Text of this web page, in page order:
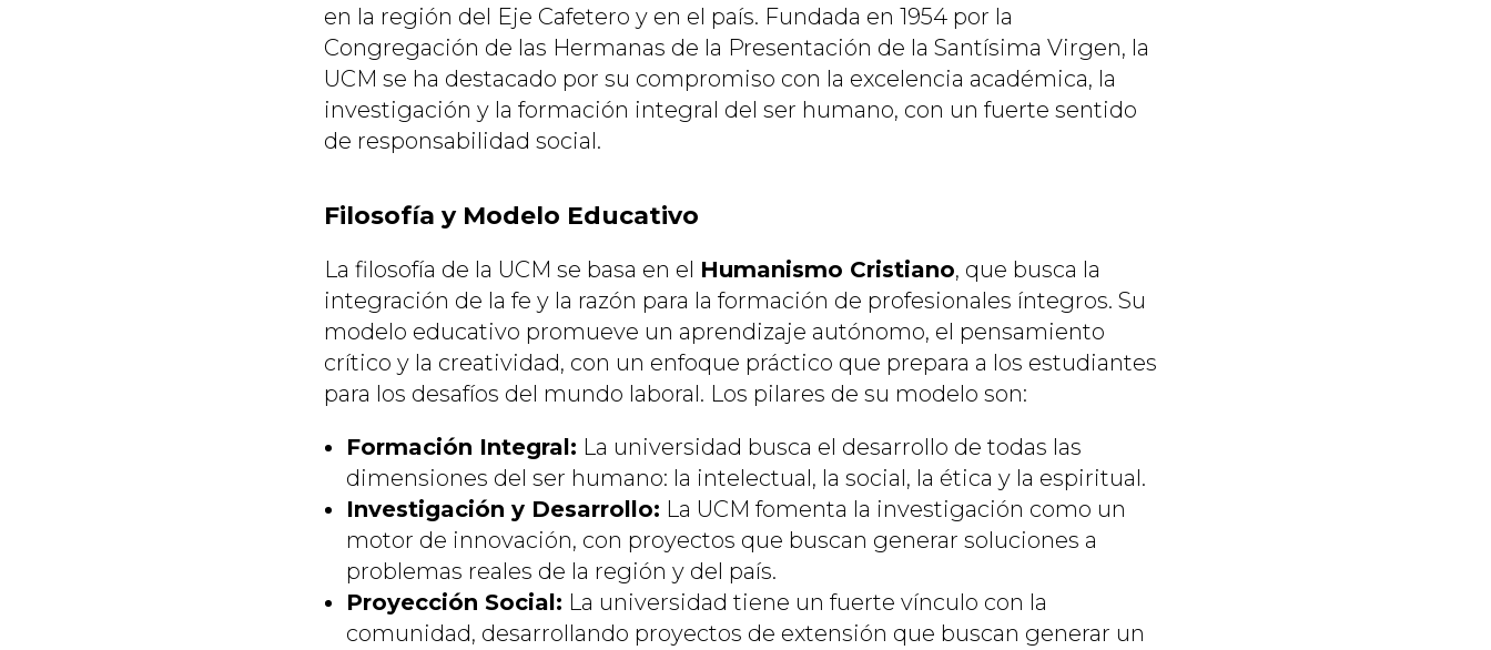
en la región del Eje Cafetero y en el país. Fundada en 1954 por la
Congregación de las Hermanas de la Presentación de la Santísima Virgen, la
UCM se ha destacado por su compromiso con la excelencia académica, la
investigación y la formación integral del ser humano, con un fuerte sentido
de responsabilidad social.
Filosofía y Modelo Educativo
La filosofía de la UCM se basa en el Humanismo Cristiano, que busca la
integración de la fe y la razón para la formación de profesionales íntegros. Su
modelo educativo promueve un aprendizaje autónomo, el pensamiento
crítico y la creatividad, con un enfoque práctico que prepara a los estudiantes
para los desafíos del mundo laboral. Los pilares de su modelo son:
Formación Integral: La universidad busca el desarrollo de todas las
dimensiones del ser humano: la intelectual, la social, la ética y la espiritual.
Investigación y Desarrollo: La UCM fomenta la investigación como un
motor de innovación, con proyectos que buscan generar soluciones a
problemas reales de la región y del país.
Proyección Social: La universidad tiene un fuerte vínculo con la
comunidad, desarrollando proyectos de extensión que buscan generar un